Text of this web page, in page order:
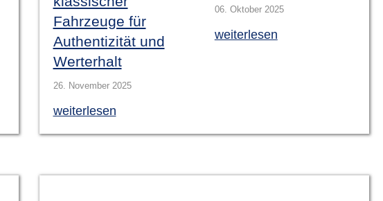
Fahrzeuge für
Authentizität und
Werterhalt
26. November 2025
weiterlesen
06. Oktober 2025
weiterlesen